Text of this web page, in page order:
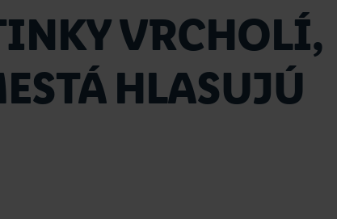
VRCHOLÍ,
HLASUJÚ